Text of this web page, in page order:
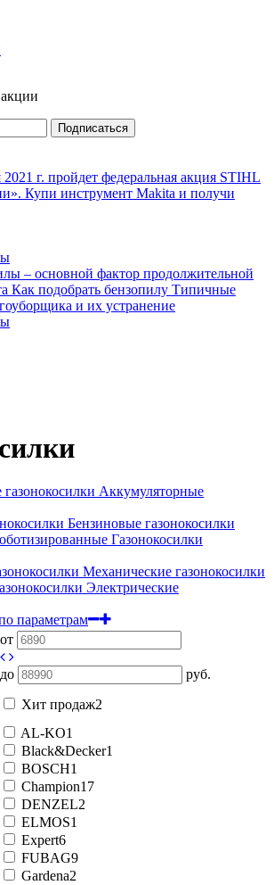
Подписаться
г. пройдет федеральная акция STIHL
Купи инструмент Makita и получи
– основной фактор продолжительной
Как подобрать бензопилу Типичные
и их устранение
Аккумуляторные
Бензиновые газонокосилки
Газонокосилки
Механические газонокосилки
Электрические
параметрам
от
до
руб.
Хит продаж2
AL-KO1
Black&Decker1
BOSCH1
Champion17
DENZEL2
ELMOS1
Expert6
FUBAG9
Gardena2